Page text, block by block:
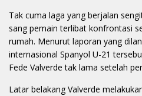
Tak cuma laga yang berjalan
sang pemain terlibat konfrontasi
rumah. Menurut laporan yang
internasional Spanyol U-21
Fede Valverde tak lama setelah
Latar belakang Valverde